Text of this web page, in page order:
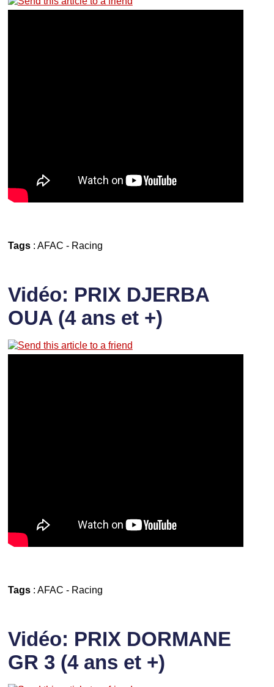
Tags: AFAC - Racing
Vidéo: PRIX DJERBA
OUA (4 ans et +)
Tags: AFAC - Racing
Vidéo: PRIX DORMANE
GR 3 (4 ans et +)